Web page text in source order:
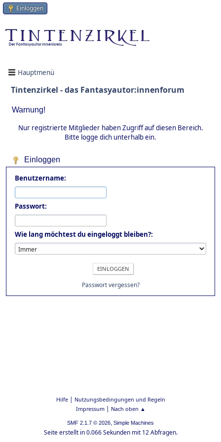
Einloggen
Hauptmenü
Tintenzirkel - das Fantasyautor:innenforum
Warnung!
Nur registrierte Mitglieder haben Zugriff auf diesen Bereich.
Bitte logge dich unterhalb ein.
Einloggen
Benutzername:
Passwort:
Wie lang möchtest du eingeloggt bleiben?:
Passwort vergessen?
Hilfe| Nutzungsbedingungen und Regeln
Impressum| Nach oben ▲
SMF 2.1.7 © 2026, Simple Machines
Seite erstellt in 0.066 Sekunden mit 12 Abfragen.